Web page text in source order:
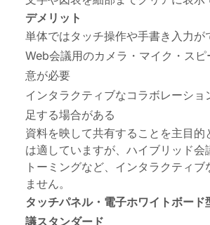
デメリット
単体ではタッチ操作や手書き入力が
Web会議用のカメラ・マイク・スピ
意が必要
インタラクティブなコラボレーショ
足する場合がある
資料を映して共有することを主目的
は適していますが、ハイブリッド会
トーミングなど、インタラクティブ
ません。
タッチパネル・電子ホワイトボード
議スタンダード